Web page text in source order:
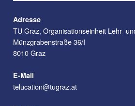
Adresse
TU Graz, Organisationseinheit Lehr-
Münzgrabenstraße 36/I
8010 Graz
E-Mail
telucation@tugraz.at